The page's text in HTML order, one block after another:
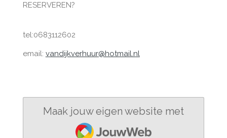
RESERVEREN?
tel:0683112602
email: vandijkverhuur@hotmail.nl
Maak jouw eigen website met
JouwWeb